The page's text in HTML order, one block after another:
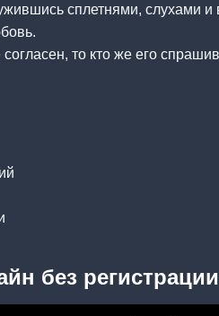
сплетнями, слухами
то кто же его
без регистрации